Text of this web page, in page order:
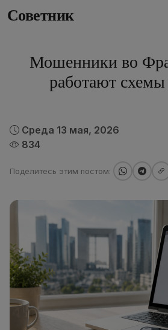
Советник
Мошенники во
работают
Среда 13 мая, 2026
834
Поделитесь этим постом: